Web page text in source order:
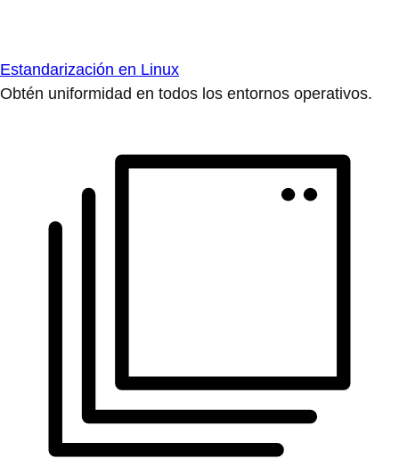
Estandarización en Linux
Obtén uniformidad en todos los entornos operativos.